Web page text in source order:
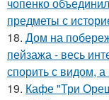
предметы с
18. Дом на
пейзажа - весь
спорить с видом, а
19. Кафе "Три